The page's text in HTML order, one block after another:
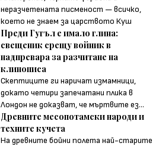
неразчетената писменост — всичко,
което не знаем за царството Куш
Преди Гугъл е имало глина:
свещеник срещу войник в
надпревара за разчитане на
клинописа
Скептиците ги наричат измамници,
докато четири запечатани плика в
Лондон не доказват, че мъртвите ез...
Древните месопотамски народи и
техните кучета
На древните бойни полета най-старите